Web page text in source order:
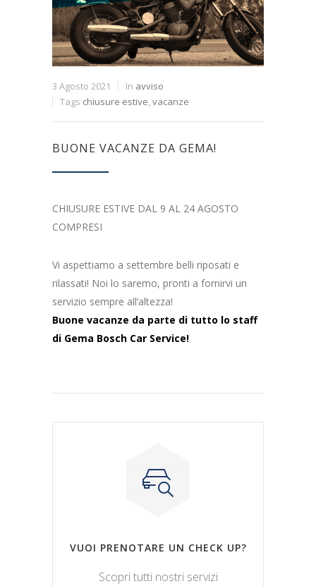
3 Agosto 2021 In avviso
Tags chiusure estive,vacanze
BUONE VACANZE DA GEMA!
CHIUSURE ESTIVE DAL 9 AL 24 AGOSTO
COMPRESI
Vi aspettiamo a settembre belli riposati e
rilassati! Noi lo saremo, pronti a fornirvi un
servizio sempre all’altezza!
Buone vacanze da parte di tutto lo staff
di Gema Bosch Car Service!
VUOI PRENOTARE UN CHECK UP?
Scopri tutti nostri servizi